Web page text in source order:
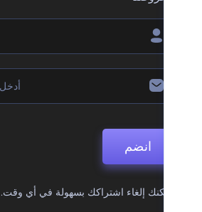
إلغاء اشتراكك بسهولة في أي وقت.